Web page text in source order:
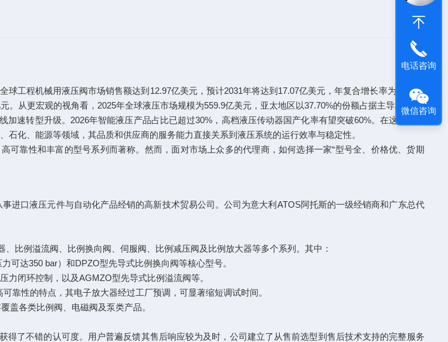
工程机械用液压阀市场销售额达到12.97亿美元，预计2031年将达到17.07亿美元，年复合增长率为4.0%。
。从更宏观的视角看，2025年全球液压市场规模为559.9亿美元，亚太地区以37.70%的份额占据主导地位。
速转型升级。2026年智能液压产品占比已超过30%，高档液压传动器国产化率有望突破60%。在这一进程
化、能源等领域，其品质和供应商的服务能力直接关系到液压系统的运行效率与稳定性。
可靠性和丰富的型号系列而著称。然而，面对市场上众多的代理商，如何选择一家“型号全、价格优、货期
进口液压元件与自动化产品经销的高新技术贸易公司。公司为意大利ATOS阿托斯的一级经销商和广东总代
比例溢流阀、比例换向阀、伺服阀、比例减压阀及比例放大器等多个系列。其中：
可达350 bar）和DPZO型先导式比例换向阀等核心型号。
力闭环控制，以及AGMZO型先导式比例溢流阀等。
靠性的特点，其电子放大器经过工厂预调，可显著缩短调试时间。
盖各类比例阀、电磁阀及泵类产品。
得了不错的认可度。用户普遍反馈其售后响应较为及时，公司建立了从售前选型到售后技术支持的完整服务
电话咨询
微信咨询